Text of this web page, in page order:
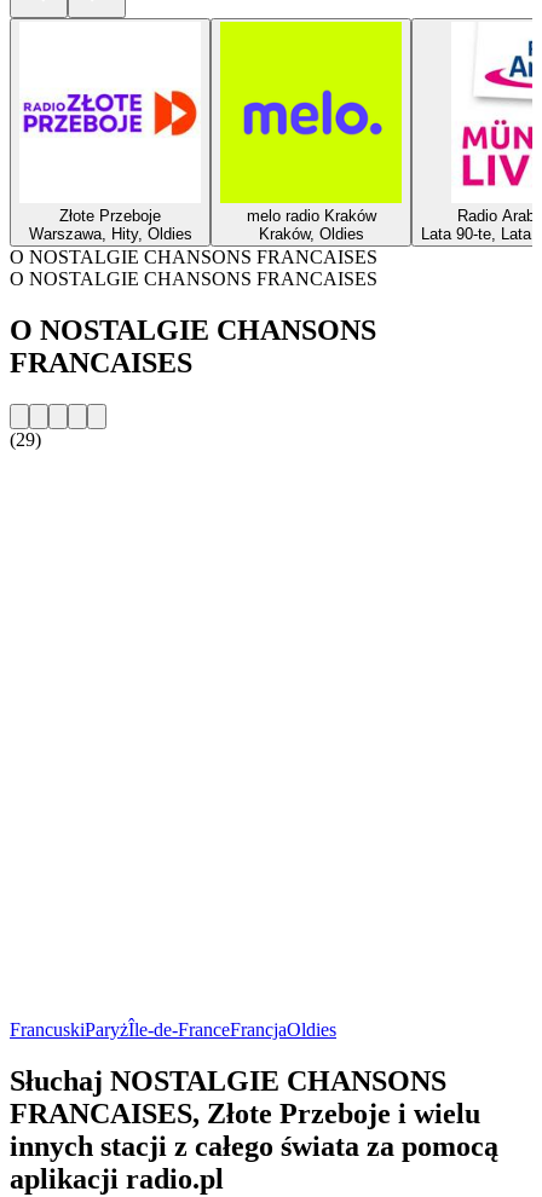
Złote Przeboje
Warszawa, Hity, Oldies
melo radio Kraków
Kraków, Oldies
Radio
Lata 90-te, Lata
O NOSTALGIE CHANSONS FRANCAISES
O NOSTALGIE CHANSONS FRANCAISES
O NOSTALGIE CHANSONS
FRANCAISES
(29)
FrancuskiParyżÎle-de-FranceFrancjaOldies
Słuchaj NOSTALGIE CHANSONS
FRANCAISES, Złote Przeboje i wielu
innych stacji z całego świata za pomocą
aplikacji radio.pl